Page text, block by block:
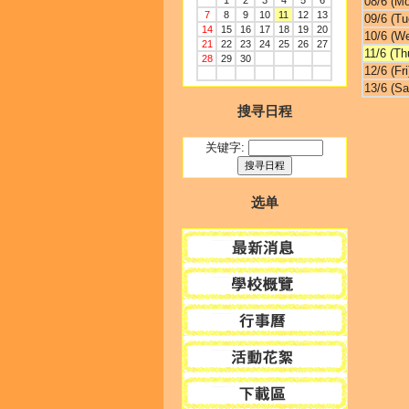
7
8 9 10 11 12
13
14
15 16 17 18 19
20
21
22 23 24 25 26
27
28
29 30
搜寻日程
关键字:
选单
09/6
10/6
11/6
12/6
13/6